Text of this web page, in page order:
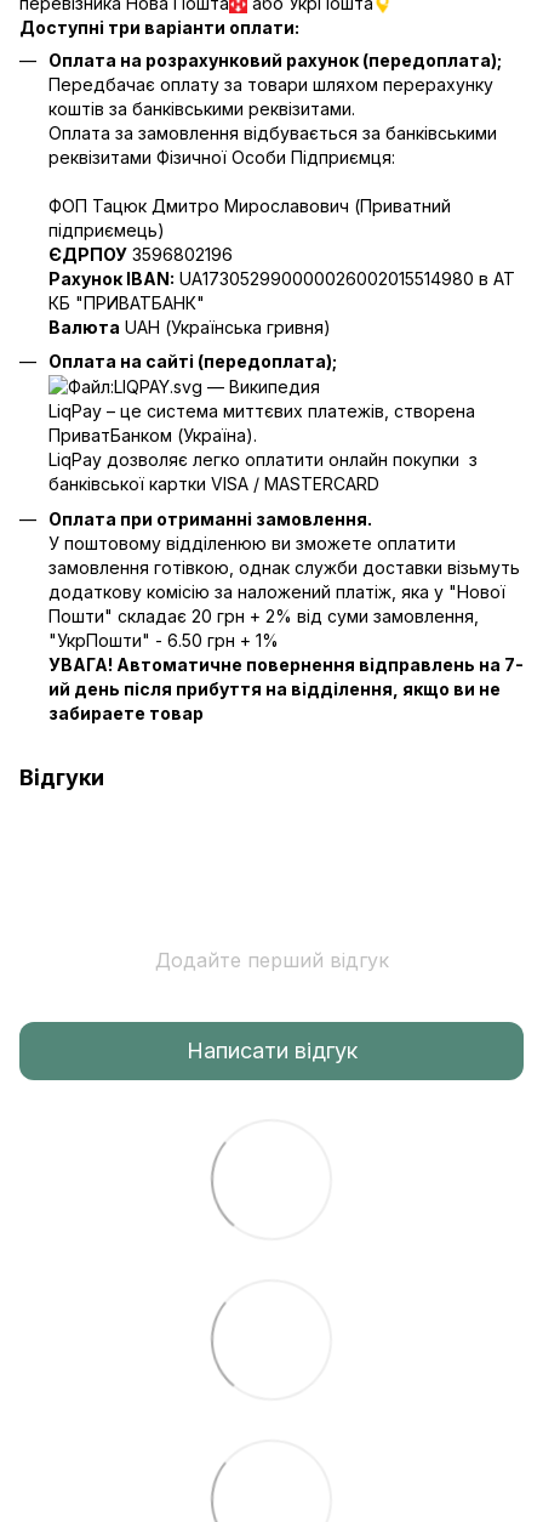
Доступні три варіанти оплати:
Оплата на розрахунковий рахунок (передоплата);
Передбачає оплату за товари шляхом перерахунку
коштів за банківськими реквізитами.
Оплата за замовлення відбувається за банківськими
реквізитами Фізичної Особи Підприємця:
ФОП Тацюк Дмитро Мирославович (Приватний
пiдприємець)
ЄДРПОУ 3596802196
Рахунок IBAN: UA173052990000026002015514980 в АТ
КБ "ПРИВАТБАНК"
Валюта UAH (Українська гривня)
Оплата на сайті (передоплата);
LiqPay – це система миттєвих платежів, створена
ПриватБанком (Україна).
LiqPay дозволяє легко оплатити онлайн покупки з
банківської картки VISA / MASTERCARD
Оплата при отриманні замовлення.
У поштовому відділенюю ви зможете оплатити
замовлення готівкою, однак служби доставки візьмуть
додаткову комісію за наложений платіж, яка у "Нової
Пошти" складає 20 грн + 2% від суми замовлення,
"УкрПошти" - 6.50 грн + 1%
УВАГА! Автоматичне повернення відправлень на 7-
ий день після прибуття на відділення, якщо ви не
забираете товар
Відгуки
Додайте перший відгук
Написати відгук